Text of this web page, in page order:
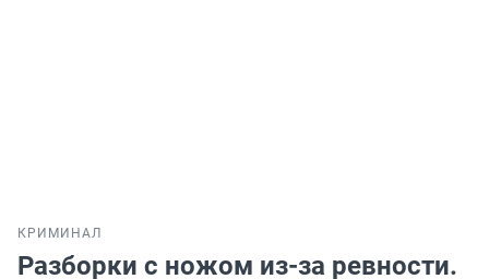
КРИМИНАЛ
Разборки с ножом из-за ревности.